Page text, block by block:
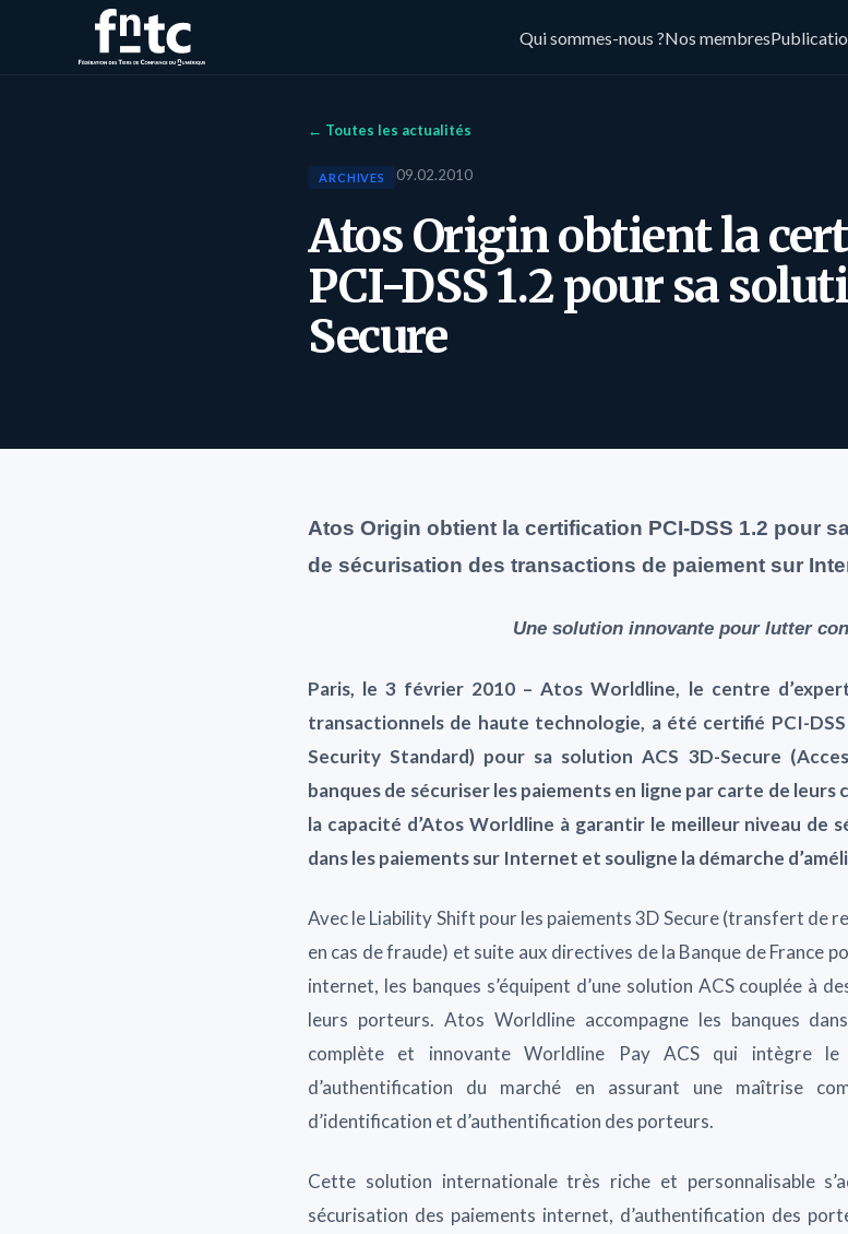
Qui sommes-nous ?Nos membres
← Toutes les actualités
ARCHIVES 09.02.2010
Atos Origin obtient la
PCI-DSS 1.2 pour sa
Secure
Atos Origin obtient la certification PCI-DSS 1.2 pour
de sécurisation des transactions de paiement sur
Une solution innovante pour lutter
Paris, le 3 février 2010 – Atos Worldline, le centre
transactionnels de haute technologie, a été certifié PCI-
Security Standard) pour sa solution ACS 3D-Secure
banques de sécuriser les paiements en ligne par carte de
la capacité d’Atos Worldline à garantir le meilleur niveau
dans les paiements sur Internet et souligne la démarche
Avec le Liability Shift pour les paiements 3D Secure (transfert de
en cas de fraude) et suite aux directives de la Banque de France
internet, les banques s’équipent d’une solution ACS couplée à
leurs porteurs. Atos Worldline accompagne les banques
complète et innovante Worldline Pay ACS qui intègre le
d’authentification du marché en assurant une maîtrise
d’identification et d’authentification des porteurs.
Cette solution internationale très riche et personnalisable
sécurisation des paiements internet, d’authentification des